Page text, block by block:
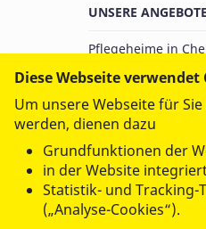
UNSERE ANGEBOTE
Pflegeheime in
Ambulanter
Pflege und
Pflegestation für
Tagespflege in
Rettungswache
Erste-Hilfe-Kurse
Kassenärztlicher
Diese Webseite verwendet
Um unsere Webseite für
werden, dienen dazu
Grundfunktionen der
in der Website
Statistik- und Tracking-
(„Analyse-Cookies“).